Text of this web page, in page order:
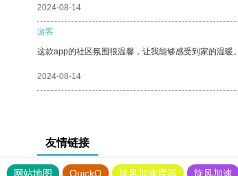
2024-08-14
游客
这款app的社区氛围很温馨，让我能够感受到家的温暖。
2024-08-14
友情链接
网站地图 QuickQ 旋风加速度器 旋风加速